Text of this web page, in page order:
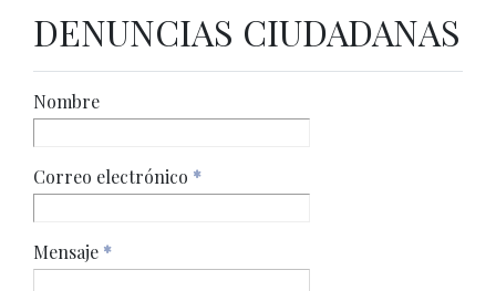
DENUNCIAS CIUDADANAS
Nombre
Correo electrónico *
Mensaje *